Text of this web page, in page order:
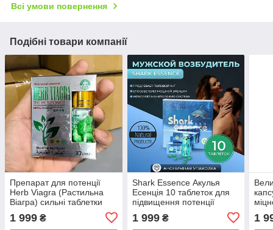
Всі умови повернення
Подібні товари компанії
Препарат для потенції
Herb Viagra (Растильна
Віагра) сильні таблетки
ORIGINAL
1 999 ₴
Shark Essence Акулья
Есенція 10 таблеток для
підвищення потенції
чоловіча сила)
1 999₴ 1